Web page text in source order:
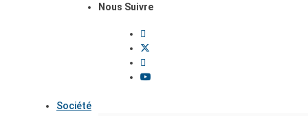
Nous Suivre
Société